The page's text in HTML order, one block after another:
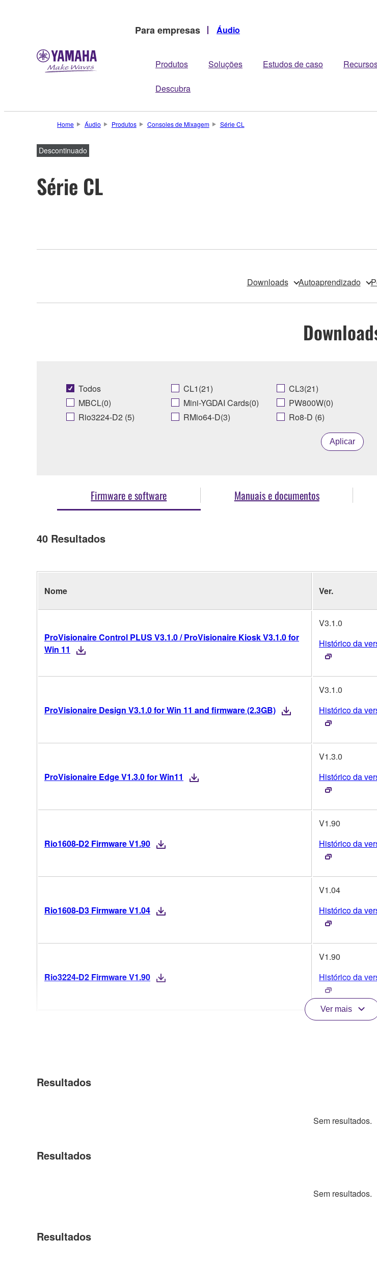
Para empresas Áudio
Produtos Soluções Estudos de caso
Descubra
Home Áudio Produtos Consoles de Mixagem Série CL
Descontinuado
Série CL
Downloads Autoaprendizado
Todos CL1(21) CL3(21)
MBCL(0)
Mini-YGDAI Cards(0) PW800W(0)
Rio3224-D2 (5)
RMio64-D(3) Ro8-D (6)
Aplicar
Firmware e software Manuais e documentos
40 Resultados
Nome Ver.
ProVisionaire Control PLUS V3.1.0 / ProVisionaire Kiosk V3.1.0 for
Win 11
V3.1.0
Histórico da
ProVisionaire Design V3.1.0 for Win 11 and firmware (2.3GB)
V3.1.0
Histórico da
ProVisionaire Edge V1.3.0 for Win11
V1.3.0
Histórico da
Rio1608-D2 Firmware V1.90
V1.90
Histórico da
Rio1608-D3 Firmware V1.04
V1.04
Histórico da
Rio3224-D2 Firmware V1.90
V1.90
Histórico da
Ver mais
Resultados
Sem resultados.
Resultados
Sem resultados.
Resultados